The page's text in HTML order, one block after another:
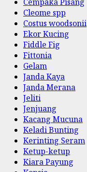
Cleome spp
Costus woodsonii
Ekor Kucing
Fiddle Fig
Fittonia
Gelam
Janda Kaya
Janda Merana
Jeliti
Jenjuang
Kacang Mucuna
Keladi Bunting
Kerinting Seram
Ketup-ketup
Kiara Payung